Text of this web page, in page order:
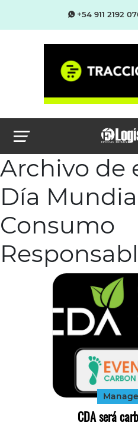
+54 911 2192
Archivo de
Día
Consumo
CDA será